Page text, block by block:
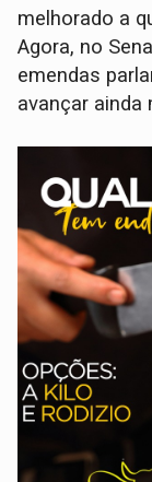
melhorado a
Agora, no
emendas
avançar ainda